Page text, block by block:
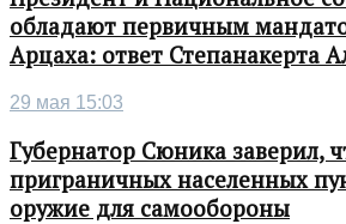
обладают первичным
Арцаха: ответ Степанакерта
29 мая 15:03
Губернатор Сюника заверил,
приграничных населенных
оружие для самообороны